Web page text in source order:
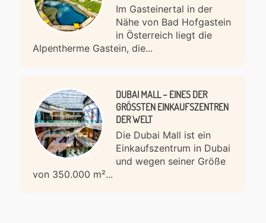
Im Gasteinertal in der
Nähe von Bad Hofgastein
in Österreich liegt die
Alpentherme Gastein, die...
DUBAI MALL – EINES DER
GRÖSSTEN EINKAUFSZENTREN D
ER WELT
Die Dubai Mall ist ein
Einkaufszentrum in Dubai
und wegen seiner Größe
von 350.000 m²...